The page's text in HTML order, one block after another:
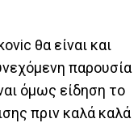
θα είναι και
παρουσία
όμως είδηση το
πριν καλά καλά